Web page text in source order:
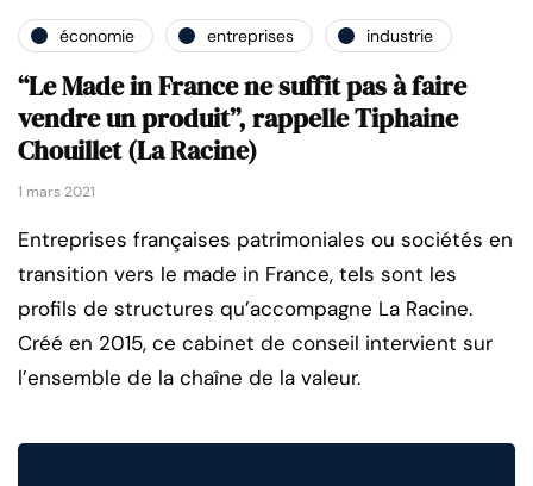
économie entreprises industrie
“Le Made in France ne suffit pas à faire
vendre un produit”, rappelle Tiphaine
Chouillet (La Racine)
1 mars 2021
Entreprises françaises patrimoniales ou sociétés en
transition vers le made in France, tels sont les
profils de structures qu’accompagne La Racine.
Créé en 2015, ce cabinet de conseil intervient sur
l’ensemble de la chaîne de la valeur.